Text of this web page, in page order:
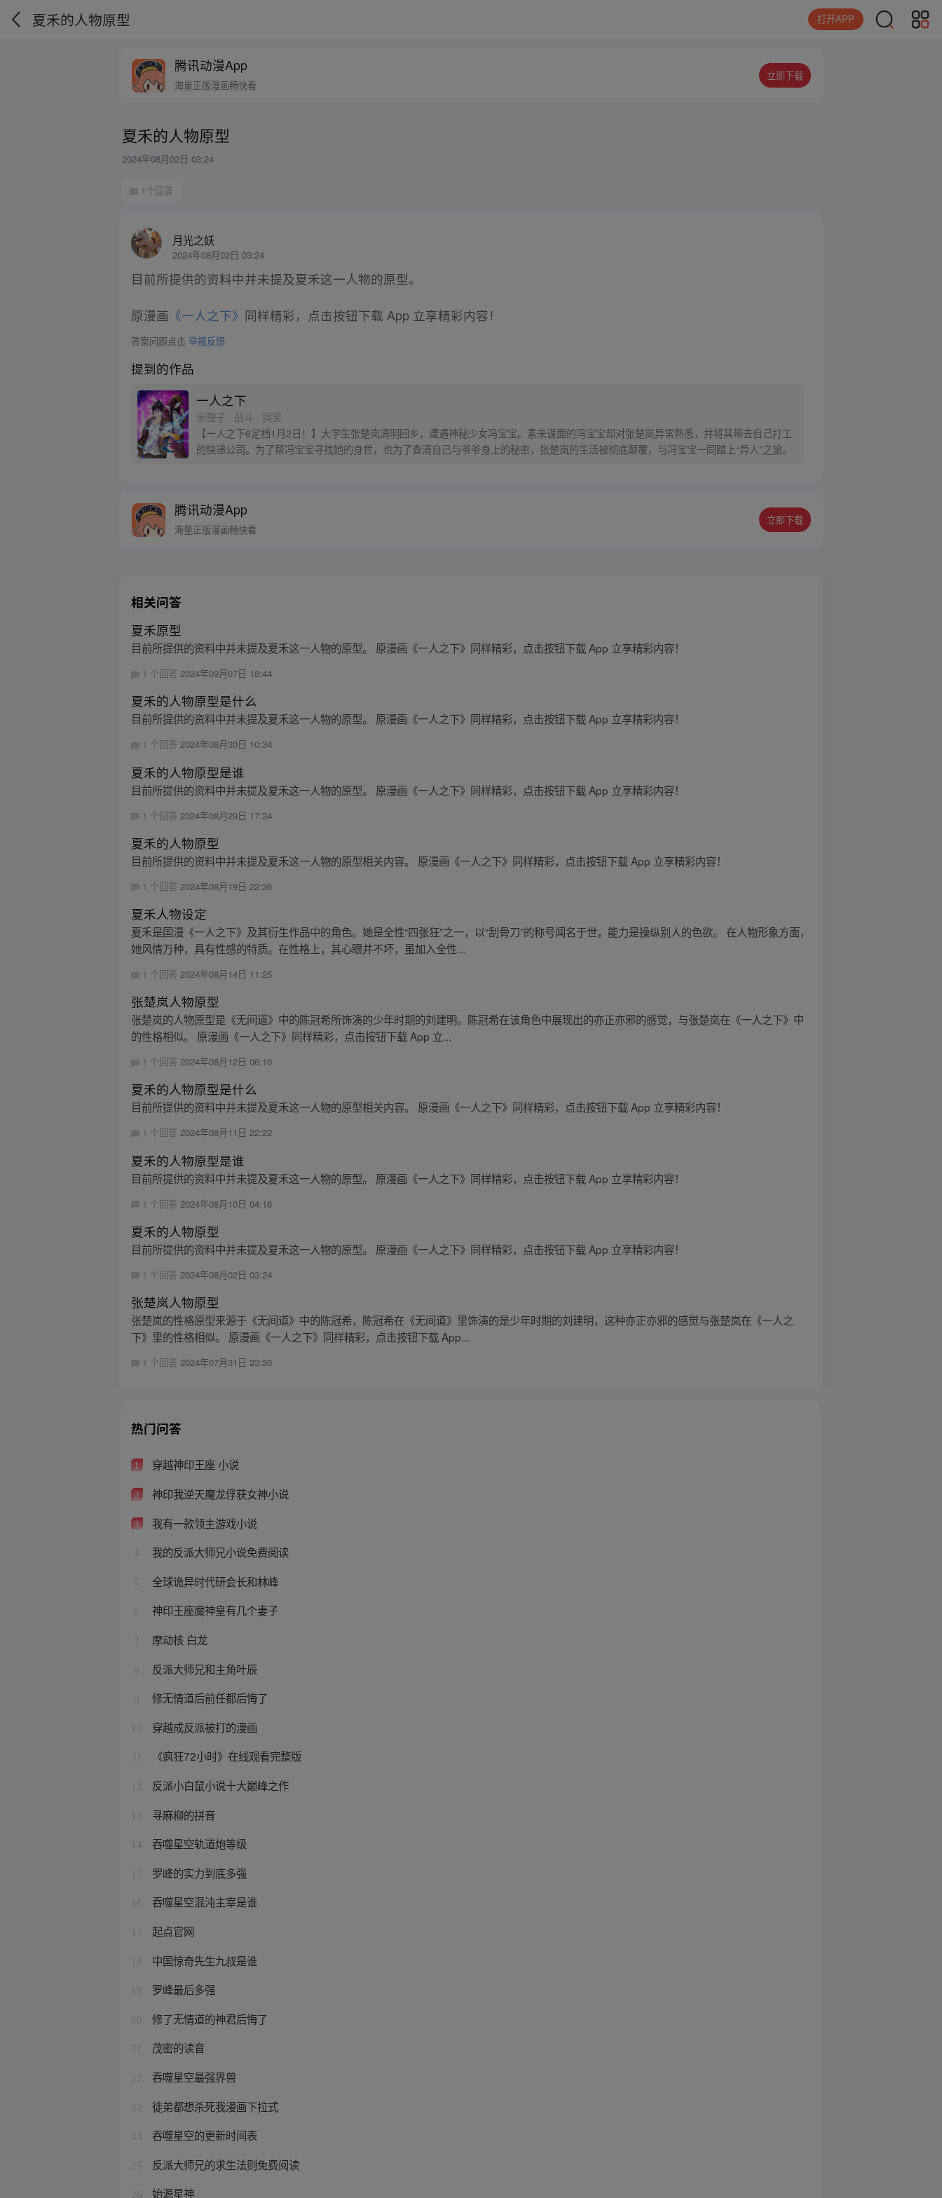
夏禾的人物原型 打开APP
腾讯动漫App
海量正版漫画畅快看
立即下载
夏禾的人物原型
2024年08月02日 03:24
1个回答
月光之妖
2024年08月02日 03:24
目前所提供的资料中并未提及夏禾这一人物的原型。
原漫画 《一人之下》 同样精彩，点击按钮下载 App 立享精彩内容！
答案问题点击举报反馈
提到的作品
一人之下
米橙子 · 战斗 · 搞笑
【一人之下6定档1月2日！】大学生张楚岚清明回乡，遭遇神秘少女冯宝宝。素未谋面的冯宝宝却对张楚岚异常熟悉，并将其带去自己打工
的快递公司。为了帮冯宝宝寻找她的身世，也为了查清自己与爷爷身上的秘密，张楚岚的生活被彻底颠覆，与冯宝宝一同踏上“异人”之旅。
腾讯动漫App
海量正版漫画畅快看
立即下载
相关问答
夏禾原型
目前所提供的资料中并未提及夏禾这一人物的原型。 原漫画《一人之下》同样精彩，点击按钮下载 App 立享精彩内容！
1 个回答2024年09月07日 18:44
夏禾的人物原型是什么
目前所提供的资料中并未提及夏禾这一人物的原型。 原漫画《一人之下》同样精彩，点击按钮下载 App 立享精彩内容！
1 个回答2024年08月30日 10:34
夏禾的人物原型是谁
目前所提供的资料中并未提及夏禾这一人物的原型。 原漫画《一人之下》同样精彩，点击按钮下载 App 立享精彩内容！
1 个回答 2024年08月29日 17:34
夏禾的人物原型
目前所提供的资料中并未提及夏禾这一人物的原型相关内容。 原漫画《一人之下》同样精彩，点击按钮下载 App 立享精彩内容！
1 个回答 2024年08月19日 22:36
夏禾人物设定
夏禾是国漫《一人之下》及其衍生作品中的角色。她是全性“四张狂”之一，以“刮骨刀”的称号闻名于世，能力是操纵别人的色欲。 在人物形象方面，
她风情万种，具有性感的特质。在性格上，其心眼并不坏，虽加入全性...
1 个回答2024年08月14日 11:25
张楚岚人物原型
张楚岚的人物原型是《无间道》中的陈冠希所饰演的少年时期的刘建明。陈冠希在该角色中展现出的亦正亦邪的感觉，与张楚岚在《一人之下》中
的性格相似。 原漫画《一人之下》同样精彩，点击按钮下载 App 立...
1 个回答2024年08月12日 06:10
夏禾的人物原型是什么
目前所提供的资料中并未提及夏禾这一人物的原型相关内容。 原漫画《一人之下》同样精彩，点击按钮下载 App 立享精彩内容！
1 个回答2024年08月11日 22:22
夏禾的人物原型是谁
目前所提供的资料中并未提及夏禾这一人物的原型。 原漫画《一人之下》同样精彩，点击按钮下载 App 立享精彩内容！
1 个回答 2024年08月10日 04:16
夏禾的人物原型
目前所提供的资料中并未提及夏禾这一人物的原型。 原漫画《一人之下》同样精彩，点击按钮下载 App 立享精彩内容！
1 个回答 2024年08月02日 03:24
张楚岚人物原型
张楚岚的性格原型来源于《无间道》中的陈冠希，陈冠希在《无间道》里饰演的是少年时期的刘建明，这种亦正亦邪的感觉与张楚岚在《一人之
下》里的性格相似。 原漫画《一人之下》同样精彩，点击按钮下载 App...
1 个回答2024年07月31日 23:30
热门问答
1 穿越神印王座 小说
2 神印我逆天魔龙俘获女神小说
3 我有一款领主游戏小说
4 我的反派大师兄小说免费阅读
5 全球诡异时代研会长和林峰
6 神印王座魔神皇有几个妻子
7 摩动核 白龙
8 反派大师兄和主角叶辰
9 修无情道后前任都后悔了
10 穿越成反派被打的漫画
《疯狂72小时》在线观看完整版
12 反派小白鼠小说十大巅峰之作
13 寻麻柳的拼音
14 吞噬星空轨道炮等级
15 罗峰的实力到底多强
16 吞噬星空混沌主宰是谁
17 起点官网
18 中国惊奇先生九叔是谁
19 罗峰最后多强
20 修了无情道的神君后悔了
21 茂密的读音
22 吞噬星空最强界兽
23 徒弟都想杀死我漫画下拉式
24 吞噬星空的更新时间表
25 反派大师兄的求生法则免费阅读
26 始源星神